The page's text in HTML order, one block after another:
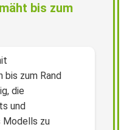
bis zum
bis zum Rand
die
und
Modells zu